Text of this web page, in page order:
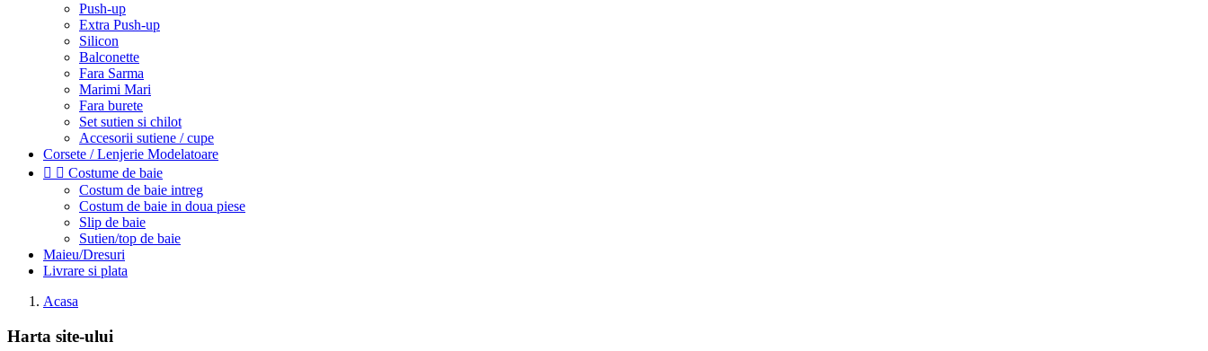
Push-up
Extra Push-up
Silicon
Balconette
Fara Sarma
Marimi Mari
Fara burete
Set sutien si chilot
Accesorii sutiene / cupe
Corsete / Lenjerie Modelatoare
  Costume de baie
Costum de baie intreg
Costum de baie in doua piese
Slip de baie
Sutien/top de baie
Maieu/Dresuri
Livrare si plata
Acasa
Harta site-ului